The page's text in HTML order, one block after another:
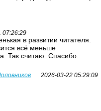
07:26:29
в развитии читателя.
всё меньше
Так считаю. Спасибо.
2026-03-22 05:29:09